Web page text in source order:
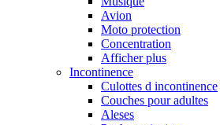
Avion
Moto protection
Concentration
Afficher plus
Incontinence
Culottes d incontinence
Couches pour adultes
Aleses